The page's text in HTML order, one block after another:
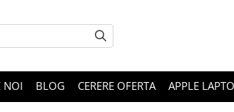
NOI BLOG CERERE OFERTA APPLE